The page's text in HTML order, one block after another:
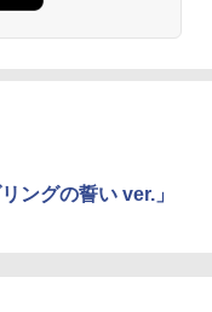
ングの誓い ver.」